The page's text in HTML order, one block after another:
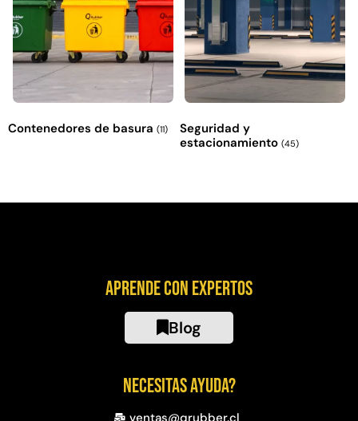
Contenedores de basura (11)
Seguridad y
estacionamiento (45)
Aprende con expertos
Blog
Necesitas ayuda?
ventas@qrubber.cl